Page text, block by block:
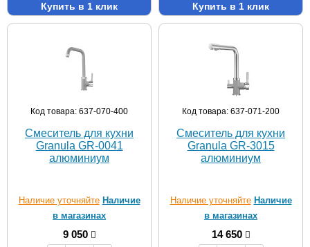
Купить в 1 клик Купить в 1 клик
Код товара: 637-070-400
Смеситель для кухни
Granula GR-0041
алюминиум
Наличие уточняйте Наличие
в магазинах
9 050
Код товара: 637-071-200
Смеситель для кухни
Granula GR-3015
алюминиум
Наличие уточняйте Наличие
в магазинах
14 650